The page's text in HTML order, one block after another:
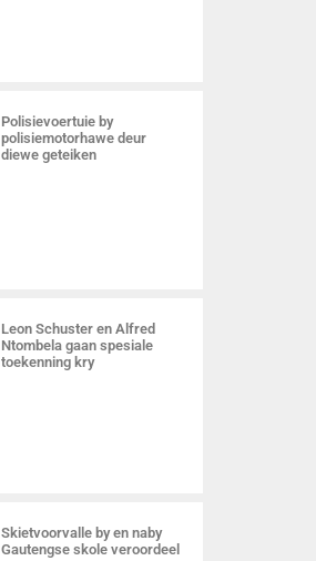
Polisievoertuie by
polisiemotorhawe deur
diewe geteiken
Leon Schuster en Alfred
Ntombela gaan spesiale
toekenning kry
Skietvoorvalle by en naby
Gautengse skole veroordeel